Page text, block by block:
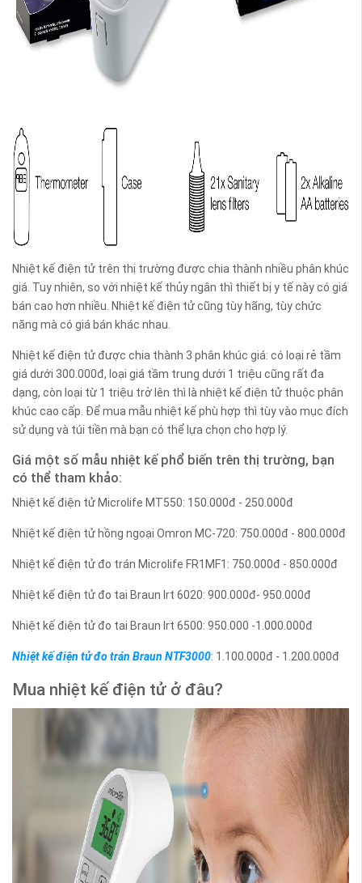
Nhiệt kế điện tử trên thị trường được chia thành nhiều phân khúc
giá. Tuy nhiên, so với nhiệt kế thủy ngân thì thiết bị y tế này có giá
bán cao hơn nhiều. Nhiệt kế điện tử cũng tùy hãng, tùy chức
năng mà có giá bán khác nhau.
Nhiệt kế điện tử được chia thành 3 phân khúc giá: có loại rẻ tầm
giá dưới 300.000đ, loại giá tầm trung dưới 1 triệu cũng rất đa
dạng, còn loại từ 1 triệu trở lên thì là nhiệt kế điện tử thuộc phân
khúc cao cấp. Để mua mẫu nhiệt kế phù hợp thì tùy vào mục đích
sử dụng và túi tiền mà bạn có thể lựa chọn cho hợp lý.
Giá một số mẫu nhiệt kế phổ biến trên thị trường, bạn
có thể tham khảo:
Nhiệt kế điện tử Microlife MT550: 150.000đ - 250.000đ
Nhiệt kế điện tử hồng ngoại Omron MC-720: 750.000đ - 800.000đ
Nhiệt kế điện tử đo trán Microlife FR1MF1: 750.000đ - 850.000đ
Nhiệt kế điện tử đo tai Braun Irt 6020: 900.000đ- 950.000đ
Nhiệt kế điện tử đo tai Braun Irt 6500: 950.000 -1.000.000đ
Nhiệt kế điện tử đo trán Braun NTF3000: 1.100.000đ - 1.200.000đ
Mua nhiệt kế điện tử ở đâu?